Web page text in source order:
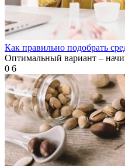
Как правильно подобрать
Оптимальный вариант –
0 6